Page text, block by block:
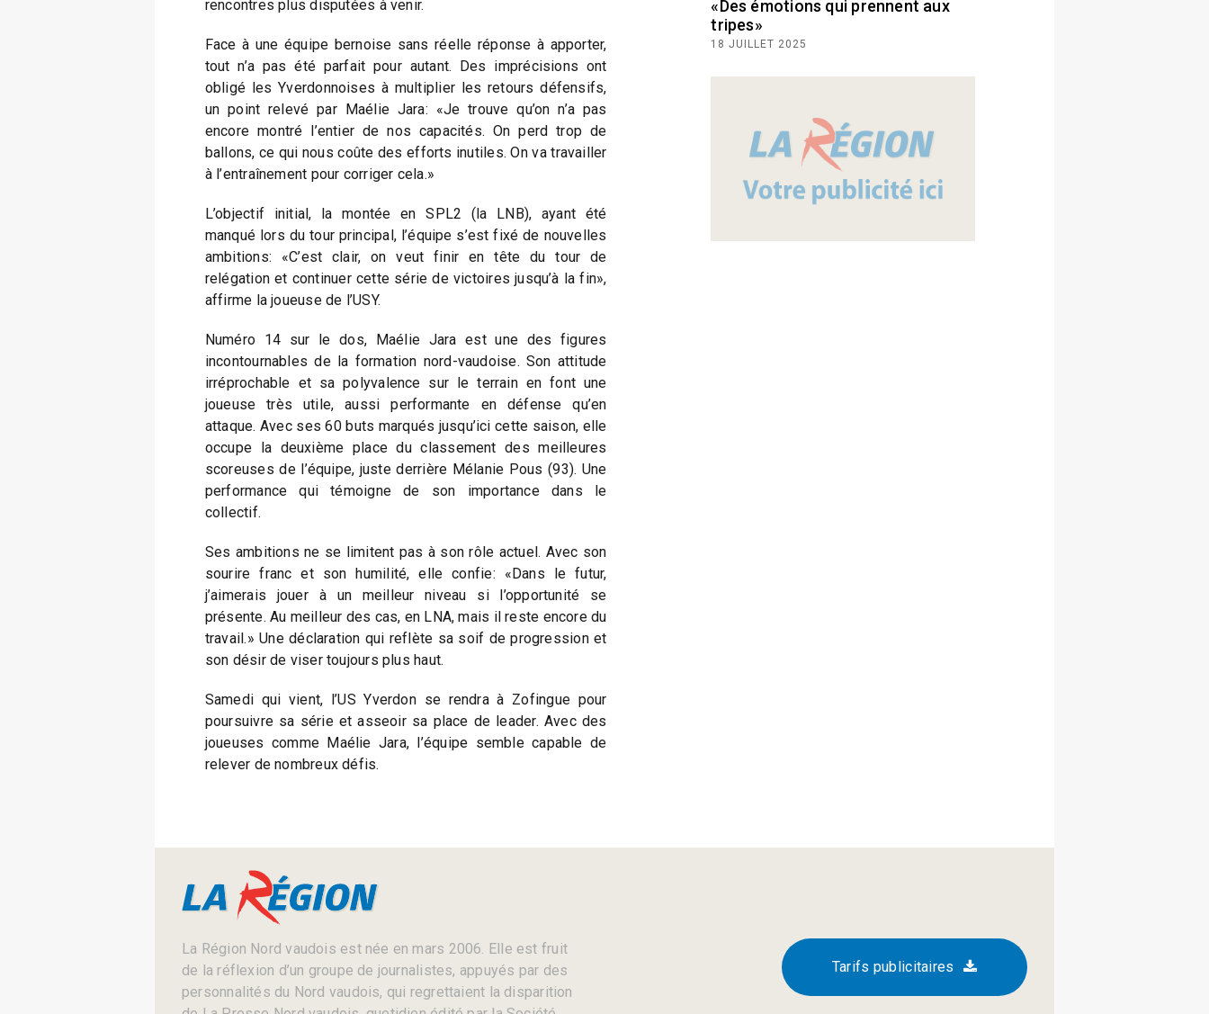
rencontres plus disputées à venir.
Face à une équipe bernoise sans réelle réponse à apporter,
tout n’a pas été parfait pour autant. Des imprécisions ont
obligé les Yverdonnoises à multiplier les retours défensifs,
un point relevé par Maélie Jara: «Je trouve qu’on n’a pas
encore montré l’entier de nos capacités. On perd trop de
ballons, ce qui nous coûte des efforts inutiles. On va travailler
à l’entraînement pour corriger cela.»
L’objectif initial, la montée en SPL2 (la LNB), ayant été
manqué lors du tour principal, l’équipe s’est fixé de nouvelles
ambitions: «C’est clair, on veut finir en tête du tour de
relégation et continuer cette série de victoires jusqu’à la fin»,
affirme la joueuse de l’USY.
Numéro 14 sur le dos, Maélie Jara est une des figures
incontournables de la formation nord-vaudoise. Son attitude
irréprochable et sa polyvalence sur le terrain en font une
joueuse très utile, aussi performante en défense qu’en
attaque. Avec ses 60 buts marqués jusqu’ici cette saison, elle
occupe la deuxième place du classement des meilleures
scoreuses de l’équipe, juste derrière Mélanie Pous (93). Une
performance qui témoigne de son importance dans le
collectif.
Ses ambitions ne se limitent pas à son rôle actuel. Avec son
sourire franc et son humilité, elle confie: «Dans le futur,
j’aimerais jouer à un meilleur niveau si l’opportunité se
présente. Au meilleur des cas, en LNA, mais il reste encore du
travail.» Une déclaration qui reflète sa soif de progression et
son désir de viser toujours plus haut.
Samedi qui vient, l’US Yverdon se rendra à Zofingue pour
poursuivre sa série et asseoir sa place de leader. Avec des
joueuses comme Maélie Jara, l’équipe semble capable de
relever de nombreux défis.
«Des émotions qui prennent aux
tripes»
18 JUILLET 2025
La Région Nord vaudois est née en mars 2006. Elle est fruit
de la réflexion d’un groupe de journalistes, appuyés par des
personnalités du Nord vaudois, qui regrettaient la disparition
Tarifs publicitaires